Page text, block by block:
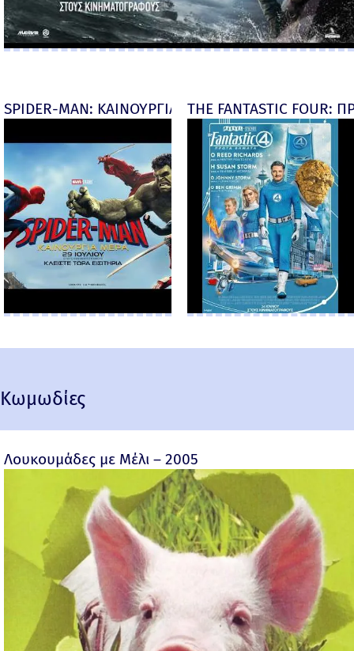
SPIDER-MAN: ΚΑΙΝΟΥΡΓΙΑ ΜΕΡΑ (Spider-Man:
THE FANTASTIC
Κωμωδίες
Λουκουμάδες με Μέλι – 2005